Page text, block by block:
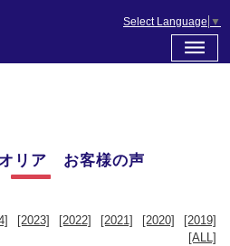
Select Language ▼
オリア お客様の声
[2023] [2022] [2021] [2020]
[2019]
[ALL]